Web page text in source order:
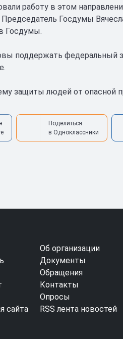
работу в этом
Госдумы
Госдумы.
поддержать федеральный
защиты людей от опасной
Поделиться
в Одноклассники
Об организации
Документы
Обращения
Контакты
Опросы
сайта
RSS лента новостей